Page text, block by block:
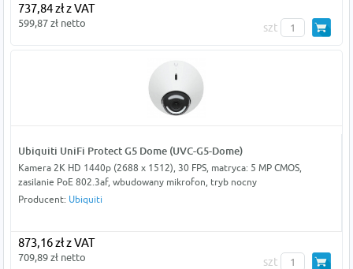
737,84 zł z VAT
599,87 zł netto szt
Ubiquiti UniFi Protect G5 Dome (UVC-G5-Dome)
Kamera 2K HD 1440p (2688 x 1512), 30 FPS, matryca: 5 MP CMOS,
zasilanie PoE 802.3af, wbudowany mikrofon, tryb nocny
Producent: Ubiquiti
873,16 zł z VAT
709,89 zł netto szt